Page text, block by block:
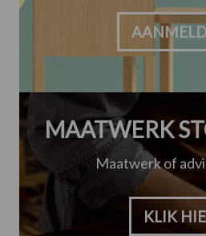
MAATWERK
Maatwerk of
KLIK